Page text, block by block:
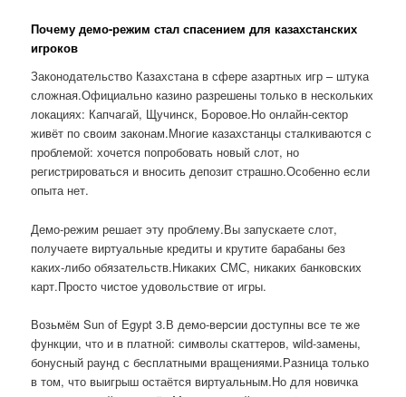
Почему демо-режим стал спасением для казахстанских
игроков
Законодательство Казахстана в сфере азартных игр – штука
сложная.Официально казино разрешены только в нескольких
локациях: Капчагай, Щучинск, Боровое.Но онлайн-сектор
живёт по своим законам.Многие казахстанцы сталкиваются с
проблемой: хочется попробовать новый слот, но
регистрироваться и вносить депозит страшно.Особенно если
опыта нет.
Демо-режим решает эту проблему.Вы запускаете слот,
получаете виртуальные кредиты и крутите барабаны без
каких-либо обязательств.Никаких СМС, никаких банковских
карт.Просто чистое удовольствие от игры.
Возьмём Sun of Egypt 3.В демо-версии доступны все те же
функции, что и в платной: символы скаттеров, wild-замены,
бонусный раунд с бесплатными вращениями.Разница только
в том, что выигрыш остаётся виртуальным.Но для новичка